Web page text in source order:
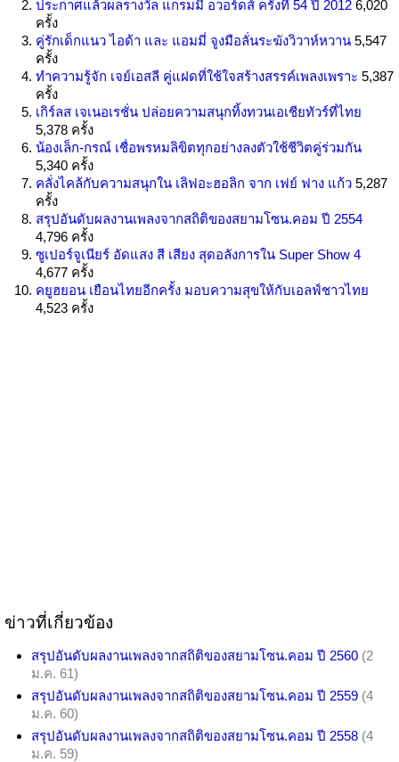
ประกาศแล้วผลรางวัล แกรมมี อวอร์ดส์ ครั้งที่ 54 ปี 2012 6,020
ครั้ง
คู่รักเด็กแนว ไอด้า และ แอมมี่ จูงมือลั่นระฆังวิวาห์หวาน 5,547
ครั้ง
ทำความรู้จัก เจย์เอสลี คู่แฝดที่ใช้ใจสร้างสรรค์เพลงเพราะ 5,387
ครั้ง
เกิร์ลส เจเนอเรชั่น ปล่อยความสนุกทิ้งทวนเอเชียทัวร์ที่ไทย
5,378 ครั้ง
น้องเล็ก-กรณ์ เชื่อพรหมลิขิตทุกอย่างลงตัวใช้ชีวิตคู่ร่วมกัน
5,340 ครั้ง
คลั่งไคล้กับความสนุกใน เลิฟอะฮอลิก จาก เฟย์ ฟาง แก้ว 5,287
ครั้ง
สรุปอันดับผลงานเพลงจากสถิติของสยามโซน.คอม ปี 2554
4,796 ครั้ง
ซูเปอร์จูเนียร์ อัดแสง สี เสียง สุดอลังการใน Super Show 4
4,677 ครั้ง
คยูฮยอน เยือนไทยอีกครั้ง มอบความสุขให้กับเอลฟ์ชาวไทย
4,523 ครั้ง
ข่าวที่เกี่ยวข้อง
สรุปอันดับผลงานเพลงจากสถิติของสยามโซน.คอม ปี 2560 (2
ม.ค. 61)
สรุปอันดับผลงานเพลงจากสถิติของสยามโซน.คอม ปี 2559 (4
ม.ค. 60)
สรุปอันดับผลงานเพลงจากสถิติของสยามโซน.คอม ปี 2558 (4
ม.ค. 59)